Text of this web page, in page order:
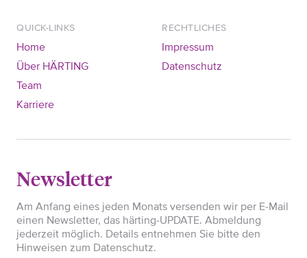
QUICK-LINKS
Home
Über HÄRTING
Team
Karriere
RECHTLICHES
Impressum
Datenschutz
Newsletter
Am Anfang eines jeden Monats versenden wir per E-Mail
einen Newsletter, das härting-UPDATE. Abmeldung
jederzeit möglich. Details entnehmen Sie bitte den
Hinweisen zum Datenschutz.